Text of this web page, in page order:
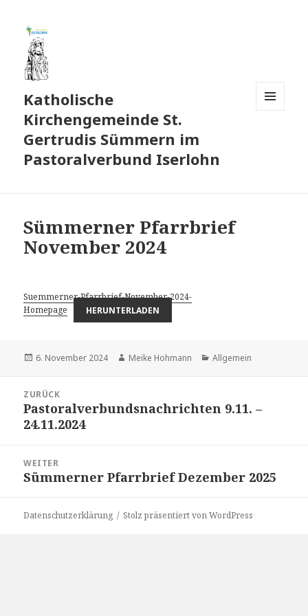
Katholische
Kirchengemeinde St.
Gertrudis Sümmern im
Pastoralverbund Iserlohn
Sümmerner Pfarrbrief
November 2024
Suemmerner-Pfarrbrief-November-2024-
Homepage
HERUNTERLADEN
Veröffentlicht
6. November 2024 Autor
Meike Hohmann Kategorien
Allgemein
ZURÜCK
Vorheriger
Beitrag:
Pastoralverbundsnachrichten 9.11. –
24.11.2024
WEITER
Nächster
Sümmerner Pfarrbrief Dezember 2025
Datenschutzerklärung Stolz präsentiert von WordPress